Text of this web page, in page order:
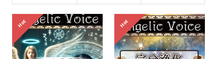
Hot Hot